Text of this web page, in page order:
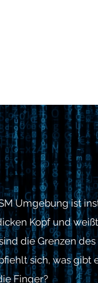
Umgebung ist
Kopf und
die Grenzen des
sich, was gibt
Finger?